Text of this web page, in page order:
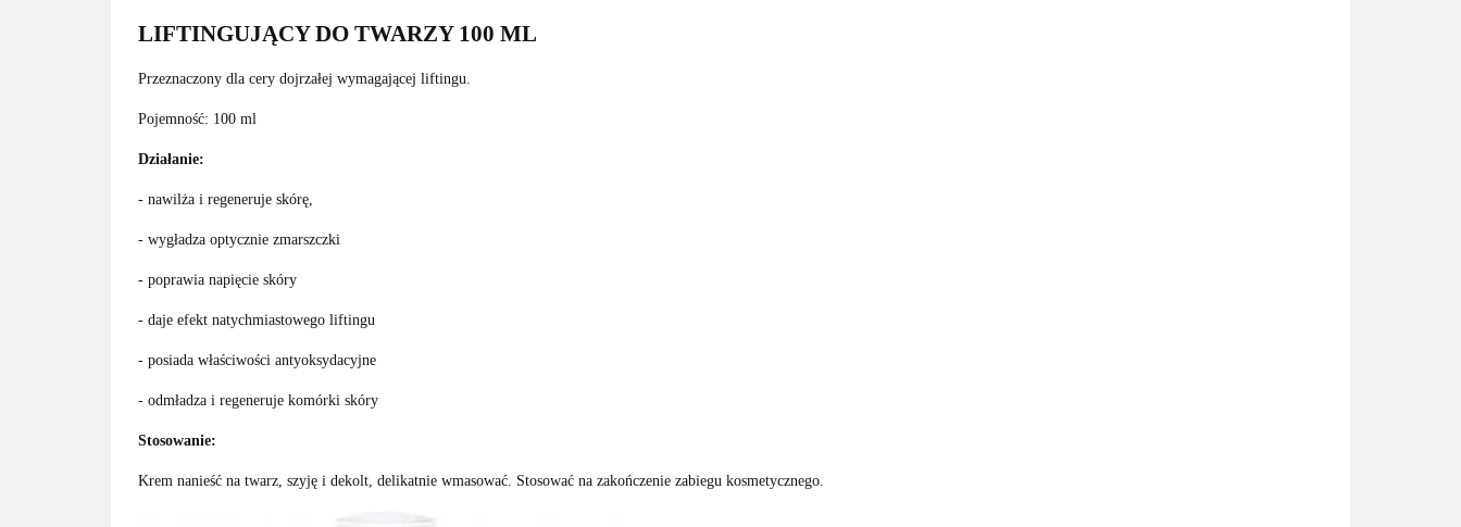
LIFTINGUJĄCY DO TWARZY 100 ML
Przeznaczony dla cery dojrzałej wymagającej liftingu.
Pojemność: 100 ml
Działanie:
- nawilża i regeneruje skórę,
- wygładza optycznie zmarszczki
- poprawia napięcie skóry
- daje efekt natychmiastowego liftingu
- posiada właściwości antyoksydacyjne
- odmładza i regeneruje komórki skóry
Stosowanie:
Krem nanieść na twarz, szyję i dekolt, delikatnie wmasować. Stosować na zakończenie zabiegu kosmetycznego.